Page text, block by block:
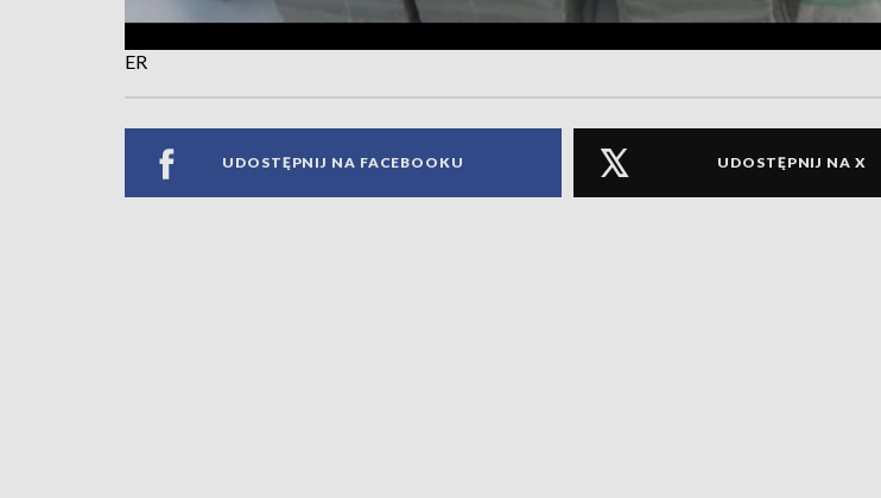
ER
UDOSTĘPNIJ NA FACEBOOKU UDOSTĘPNIJ NA X